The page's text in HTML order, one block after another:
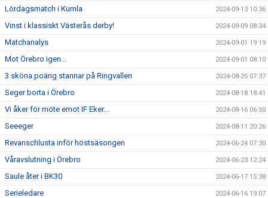
Lördagsmatch i Kumla 2024-09-13 10:36
Vinst i klassiskt Västerås derby! 2024-09-09 08:34
Matchanalys 2024-09-01 19:19
Mot Örebro igen... 2024-09-01 08:10
3 sköna poäng stannar på Ringvallen 2024-08-25 07:37
Seger borta i Örebro 2024-08-18 18:41
Vi åker för möte emot IF Eker... 2024-08-16 06:50
Seeeger 2024-08-11 20:26
Revanschlusta inför höstsäsongen 2024-06-24 07:30
Våravslutning i Örebro 2024-06-23 12:24
Saule åter i BK30 2024-06-17 15:38
Serieledare 2024-06-16 19:07